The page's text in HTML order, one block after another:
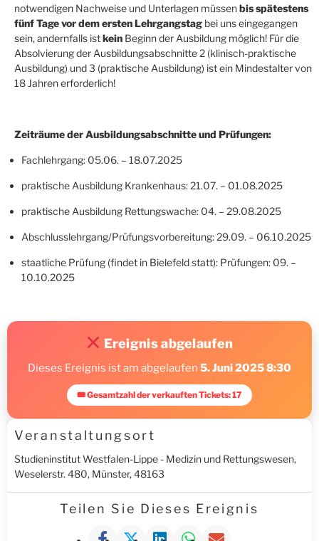
notwendigen Nachweise und Unterlagen müssenbis spätestens
fünf Tage vor dem ersten Lehrgangstag bei uns eingegangen
sein, andernfalls istkein Beginn der Ausbildung möglich! Für die
Absolvierung der Ausbildungsabschnitte 2 (klinisch-praktische
Ausbildung) und 3 (praktische Ausbildung) ist ein Mindestalter von
18 Jahren erforderlich!
Zeiträume der Ausbildungsabschnitte und Prüfungen:
Fachlehrgang: 05.06. – 18.07.2025
praktische Ausbildung Krankenhaus: 21.07. – 01.08.2025
praktische Ausbildung Rettungswache: 04. – 29.08.2025
Abschlusslehrgang/Prüfungsvorbereitung: 29.09. – 06.10.2025
staatliche Prüfung (findet in Bielefeld statt): Prüfungen: 09. –
10.10.2025
Ereignis abgelaufen
Dieses Ereignis ist am abgelaufen 5. Juni 2025 8:30
🎟 Gesamtzahl der verkauften Tickets: 17
Veranstaltungsort
Studieninstitut Westfalen-Lippe - Medizin und Rettungswesen,
Weselerstr. 480, Münster, 48163
Teilen Sie Dieses Ereignis